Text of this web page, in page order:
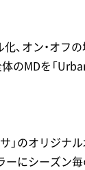
、オン・オフ
のMDを「
」のオリジナ
にシーズン